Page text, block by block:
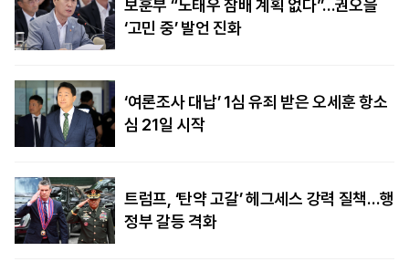
보훈부 “노태우 참배 계획 없다”…권오을
‘고민 중’ 발언 진화
‘여론조사 대납’ 1심 유죄 받은 오세훈 항소
심 21일 시작
트럼프, ‘탄약 고갈’ 헤그세스 강력 질책…행
정부 갈등 격화